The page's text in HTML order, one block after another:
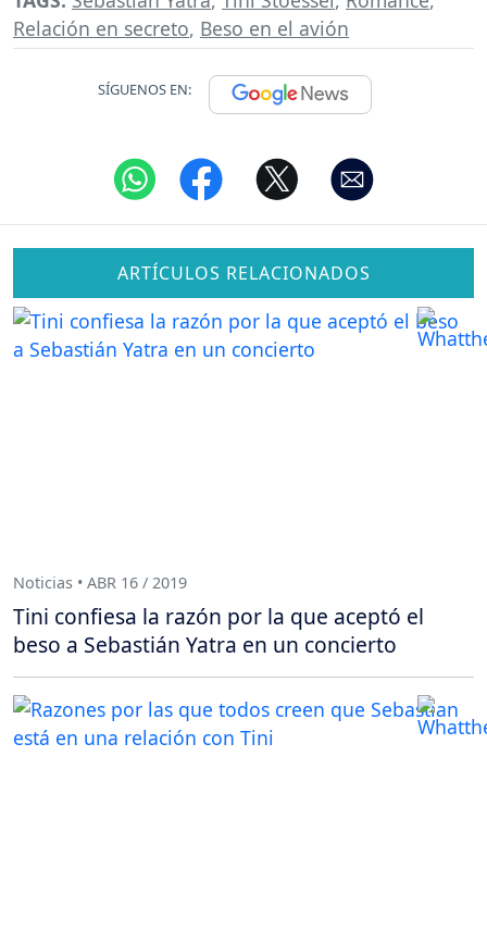
Relación en secreto, Beso en el avión
SÍGUENOS EN:
ARTÍCULOS RELACIONADOS
Noticias • ABR 16 / 2019
Tini confiesa la razón por la que aceptó el
beso a Sebastián Yatra en un concierto